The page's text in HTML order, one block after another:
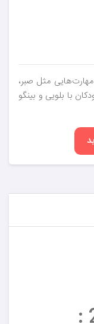
مثل صبر،
با بلویی و بینگو